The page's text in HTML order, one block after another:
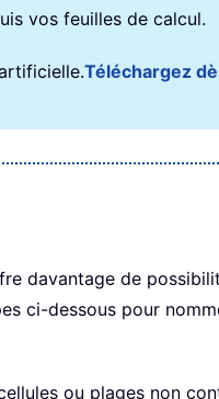
vos feuilles de calcul.
Téléchargez
davantage de
ci-dessous pour
ou plages non